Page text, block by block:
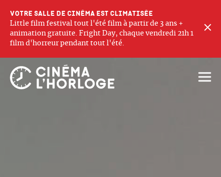
Votre salle de cinéma est climatisée
Little film festival tout l'été film à partir de 3 ans +
animation gratuite. Fright Day, chaque vendredi 21h 1
film d'horreur pendant tout l'été.